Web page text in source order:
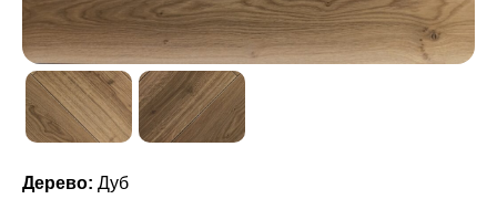
Дерево: Дуб